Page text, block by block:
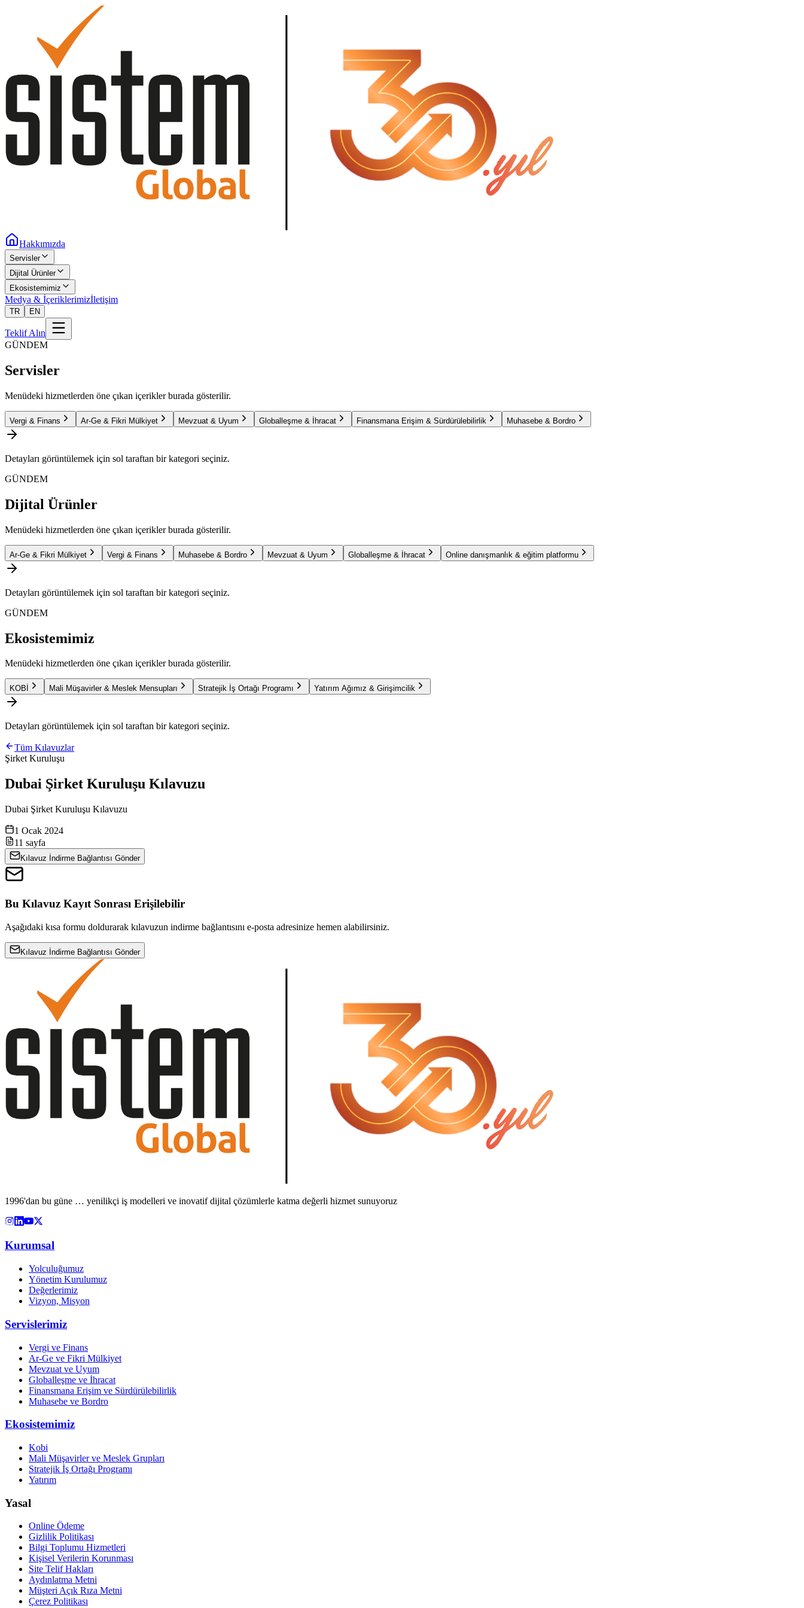
Hakkımızda
Servisler
Dijital Ürünler
Ekosistemimiz
Medya & İçeriklerimizİletişim
TR EN
Teklif Alın
GÜNDEM
Servisler
Menüdeki hizmetlerden öne çıkan içerikler burada gösterilir.
Vergi & Finans Ar-Ge & Fikri Mülkiyet Mevzuat & Uyum Globalleşme & İhracat Finansmana Erişim & Sürdürülebilirlik Muhasebe & Bordro
Detayları görüntülemek için sol taraftan bir kategori seçiniz.
GÜNDEM
Dijital Ürünler
Menüdeki hizmetlerden öne çıkan içerikler burada gösterilir.
Ar-Ge & Fikri Mülkiyet Vergi & Finans Muhasebe & Bordro Mevzuat & Uyum Globalleşme & İhracat Online danışmanlık & eğitim platformu
Detayları görüntülemek için sol taraftan bir kategori seçiniz.
GÜNDEM
Ekosistemimiz
Menüdeki hizmetlerden öne çıkan içerikler burada gösterilir.
KOBİ Mali Müşavirler & Meslek Mensupları Stratejik İş Ortağı Programı Yatırım Ağımız & Girişimcilik
Detayları görüntülemek için sol taraftan bir kategori seçiniz.
Tüm Kılavuzlar
Şirket Kuruluşu
Dubai Şirket Kuruluşu Kılavuzu
Dubai Şirket Kuruluşu Kılavuzu
1 Ocak 2024
11 sayfa
Kılavuz İndirme Bağlantısı Gönder
Bu Kılavuz Kayıt Sonrası Erişilebilir
Aşağıdaki kısa formu doldurarak kılavuzun indirme bağlantısını e-posta adresinize hemen alabilirsiniz.
Kılavuz İndirme Bağlantısı Gönder
1996'dan bu güne … yenilikçi iş modelleri ve inovatif dijital çözümlerle katma değerli hizmet sunuyoruz
Kurumsal
Yolculuğumuz
Yönetim Kurulumuz
Değerlerimiz
Vizyon, Misyon
Servislerimiz
Vergi ve Finans
Ar-Ge ve Fikri Mülkiyet
Mevzuat ve Uyum
Globalleşme ve İhracat
Finansmana Erişim ve Sürdürülebilirlik
Muhasebe ve Bordro
Ekosistemimiz
Kobi
Mali Müşavirler ve Meslek Grupları
Stratejik İş Ortağı Programı
Yatırım
Yasal
Online Ödeme
Gizlilik Politikası
Bilgi Toplumu Hizmetleri
Kişisel Verilerin Korunması
Site Telif Hakları
Aydınlatma Metni
Müşteri Açık Rıza Metni
Çerez Politikası